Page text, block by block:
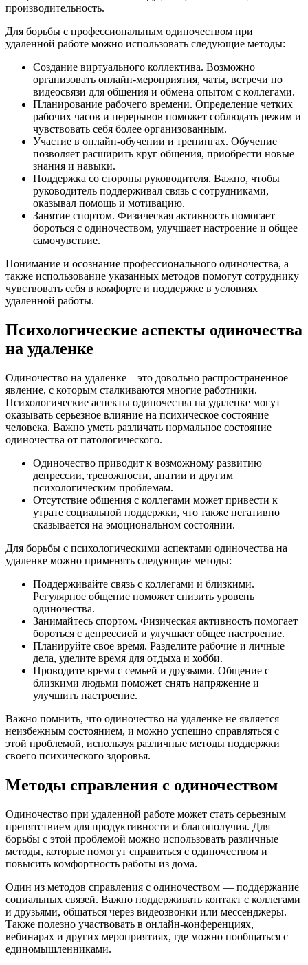
производительность.
Для борьбы с профессиональным одиночеством при
удаленной работе можно использовать следующие методы:
Создание виртуального коллектива. Возможно
организовать онлайн-мероприятия, чаты, встречи по
видеосвязи для общения и обмена опытом с коллегами.
Планирование рабочего времени. Определение четких
рабочих часов и перерывов поможет соблюдать режим и
чувствовать себя более организованным.
Участие в онлайн-обучении и тренингах. Обучение
позволяет расширить круг общения, приобрести новые
знания и навыки.
Поддержка со стороны руководителя. Важно, чтобы
руководитель поддерживал связь с сотрудниками,
оказывал помощь и мотивацию.
Занятие спортом. Физическая активность помогает
бороться с одиночеством, улучшает настроение и общее
самочувствие.
Понимание и осознание профессионального одиночества, а
также использование указанных методов помогут сотруднику
чувствовать себя в комфорте и поддержке в условиях
удаленной работы.
Психологические аспекты одиночества
на удаленке
Одиночество на удаленке – это довольно распространенное
явление, с которым сталкиваются многие работники.
Психологические аспекты одиночества на удаленке могут
оказывать серьезное влияние на психическое состояние
человека. Важно уметь различать нормальное состояние
одиночества от патологического.
Одиночество приводит к возможному развитию
депрессии, тревожности, апатии и другим
психологическим проблемам.
Отсутствие общения с коллегами может привести к
утрате социальной поддержки, что также негативно
сказывается на эмоциональном состоянии.
Для борьбы с психологическими аспектами одиночества на
удаленке можно применять следующие методы:
Поддерживайте связь с коллегами и близкими.
Регулярное общение поможет снизить уровень
одиночества.
Занимайтесь спортом. Физическая активность помогает
бороться с депрессией и улучшает общее настроение.
Планируйте свое время. Разделите рабочие и личные
дела, уделите время для отдыха и хобби.
Проводите время с семьей и друзьями. Общение с
близкими людьми поможет снять напряжение и
улучшить настроение.
Важно помнить, что одиночество на удаленке не является
неизбежным состоянием, и можно успешно справляться с
этой проблемой, используя различные методы поддержки
своего психического здоровья.
Методы справления с одиночеством
Одиночество при удаленной работе может стать серьезным
препятствием для продуктивности и благополучия. Для
борьбы с этой проблемой можно использовать различные
методы, которые помогут справиться с одиночеством и
повысить комфортность работы из дома.
Один из методов справления с одиночеством — поддержание
социальных связей. Важно поддерживать контакт с коллегами
и друзьями, общаться через видеозвонки или мессенджеры.
Также полезно участвовать в онлайн-конференциях,
вебинарах и других мероприятиях, где можно пообщаться с
единомышленниками.